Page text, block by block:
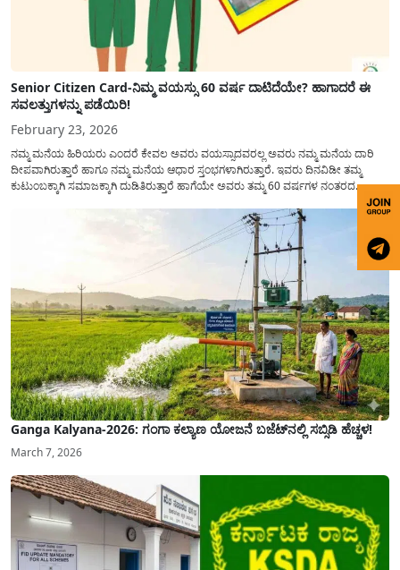
Senior Citizen Card-ನಿಮ್ಮ ವಯಸ್ಸು 60 ವರ್ಷ ದಾಟಿದೆಯೇ? ಹಾಗಾದರೆ ಈ
ಸವಲತ್ತುಗಳನ್ನು ಪಡೆಯಿರಿ!
February 23, 2026
ನಮ್ಮ ಮನೆಯ ಹಿರಿಯರು ಎಂದರೆ ಕೇವಲ ಅವರು ವಯಸ್ಸಾದವರಲ್ಲ ಅವರು ನಮ್ಮ ಮನೆಯ ದಾರಿ
ದೀಪವಾಗಿರುತ್ತಾರೆ ಹಾಗೂ ನಮ್ಮ ಮನೆಯ ಆಧಾರ ಸ್ತಂಭಗಳಾಗಿರುತ್ತಾರೆ. ಇವರು ದಿನವಿಡೀ ತಮ್ಮ
ಕುಟುಂಬಕ್ಕಾಗಿ ಸಮಾಜಕ್ಕಾಗಿ ದುಡಿತಿರುತ್ತಾರೆ ಹಾಗೆಯೇ ಅವರು ತಮ್ಮ 60 ವರ್ಷಗಳ ನಂತರದ
ಜೀವನವನ್ನು ನೆಮ್ಮದಿಯಿಂದ ಕಳೆಯಬೇಕೆಂಬುದು ಪ್ರತಿಯೊಬ್ಬರ ಕನಸಾಗಿರುತ್ತದೆ ಆದ್ದರಿಂದ ಸರ್ಕಾರವು
Ganga Kalyana-2026: ಗಂಗಾ ಕಲ್ಯಾಣ ಯೋಜನೆ ಬಜೆಟ್‌ನಲ್ಲಿ ಸಬ್ಸಿಡಿ ಹೆಚ್ಚಳ!
March 7, 2026